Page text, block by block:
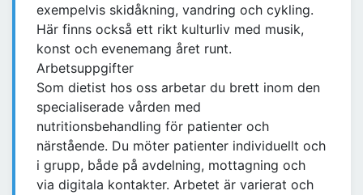
exempelvis skidåkning, vandring och cykling.
Här finns också ett rikt kulturliv med musik,
konst och evenemang året runt.
Arbetsuppgifter
Som dietist hos oss arbetar du brett inom den
specialiserade vården med
nutritionsbehandling för patienter och
närstående. Du möter patienter individuellt och
i grupp, både på avdelning, mottagning och
via digitala kontakter. Arbetet är varierat och